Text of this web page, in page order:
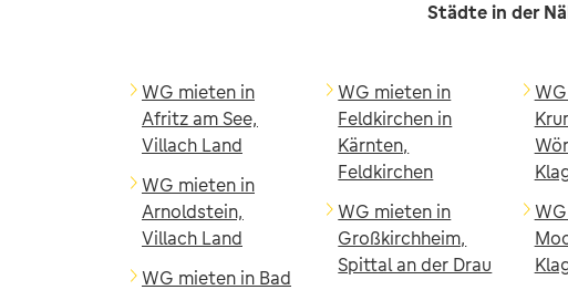
Städte in der
WG mieten in
Afritz am See,
Villach Land
WG mieten in
Arnoldstein,
Villach Land
WG mieten in Bad
WG mieten in
Feldkirchen in
Kärnten,
Feldkirchen
WG mieten in
Großkirchheim,
Spittal an der Drau